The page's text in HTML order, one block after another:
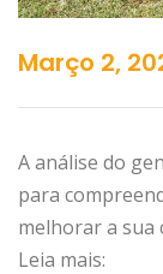
Março 2,
A análise do
para
melhorar a sua
Leia mais: